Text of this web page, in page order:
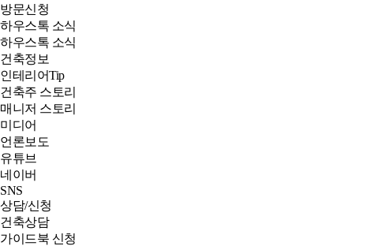
방문신청
하우스톡 소식
하우스톡 소식
건축정보
인테리어Tip
건축주 스토리
매니저 스토리
미디어
언론보도
유튜브
네이버
SNS
상담/신청
건축상담
가이드북 신청